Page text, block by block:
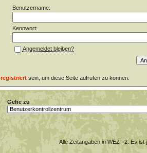
Benutzername:
Kennwort:
Angemeldet bleiben?
registriertsein, um diese Seite aufrufen zu können.
Gehe zu
Alle Zeitangaben in WEZ +2. Es ist